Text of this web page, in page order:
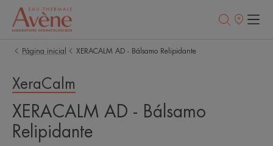
Pontos
Página inicial
XERACALM AD - Bálsamo Relipidante
XeraCalm
XERACALM AD - Bálsamo
Relipidante